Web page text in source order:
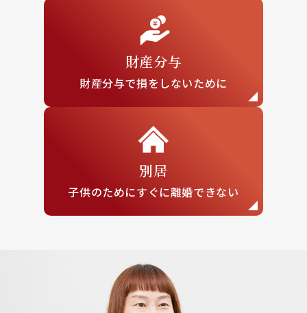
財産分与
財産分与で損を しないために
別居
子供のためにすぐに離婚できない